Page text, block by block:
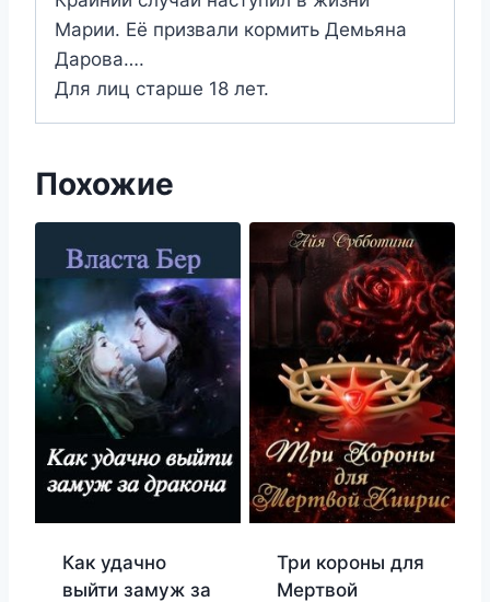
Марии. Её призвали кормить Демьяна
Дарова….
Для лиц старше 18 лет.
Похожие
Как удачно
выйти замуж за
Три короны для
Мертвой